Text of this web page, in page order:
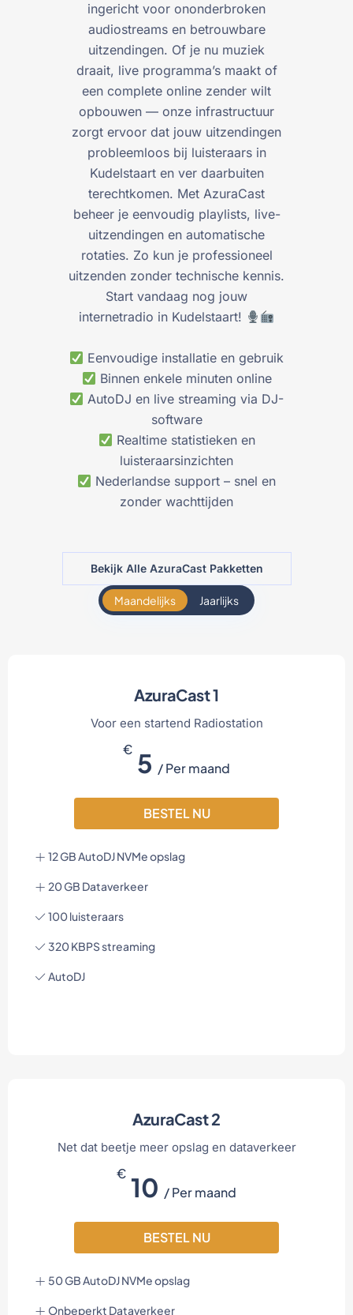
ingericht voor ononderbroken
audiostreams en betrouwbare
uitzendingen. Of je nu muziek
draait, live programma’s maakt of
een complete online zender wilt
opbouwen — onze infrastructuur
zorgt ervoor dat jouw uitzendingen
probleemloos bij luisteraars in
Kudelstaart en ver daarbuiten
terechtkomen. Met AzuraCast
beheer je eenvoudig playlists, live-
uitzendingen en automatische
rotaties. Zo kun je professioneel
uitzenden zonder technische kennis.
Start vandaag nog jouw
internetradio in Kudelstaart!
Eenvoudige installatie en gebruik
Binnen enkele minuten online
AutoDJ en live streaming via DJ-
software
Realtime statistieken en
luisteraarsinzichten
Nederlandse support – snel en
zonder wachttijden
Bekijk Alle AzuraCast Pakketten
Maandelijks Jaarlijks
AzuraCast 1
Voor een startend Radiostation
€ 5 / Per maand
BESTEL NU
12 GB AutoDJ NVMe opslag
20 GB Dataverkeer
100 luisteraars
320 KBPS streaming
AutoDJ
AzuraCast 2
Net dat beetje meer opslag en dataverkeer
€ 10 / Per maand
BESTEL NU
50 GB AutoDJ NVMe opslag
Onbeperkt Dataverkeer